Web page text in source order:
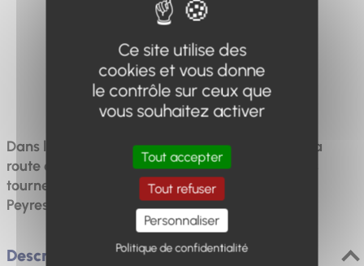
Difficulté
Difficile
Dans la commune de Thorame-Haute, prenez la
route en voiture jusqu'à Colle-Saint-Michel, puis
tournez à gauche en direction du hameau de
Peyresq, qui a été entièrement rénové
Description
Ce site utilise des
cookies et vous donne
le contrôle sur ceux que
vous souhaitez activer
Tout accepter
Tout refuser
Personnaliser
Politique de confidentialité